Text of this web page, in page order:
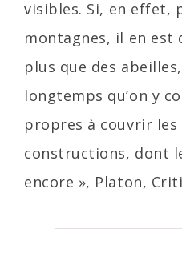
visibles. Si, en effet,
montagnes, il en est
plus que des
longtemps qu’on y
propres à couvrir les
constructions, dont
encore », Platon,